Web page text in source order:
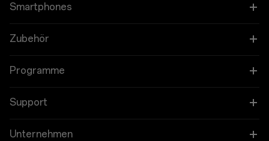
Smartphones
OnePlus 12
OnePlus 12R
OnePlus Open
Zubehör
Tablet
Wearables
Audio
Programme
Verbinde deine OnePlus-Geräte
Schulprogramm
Support
FAQs zum Thema Kauf
Unternehmen